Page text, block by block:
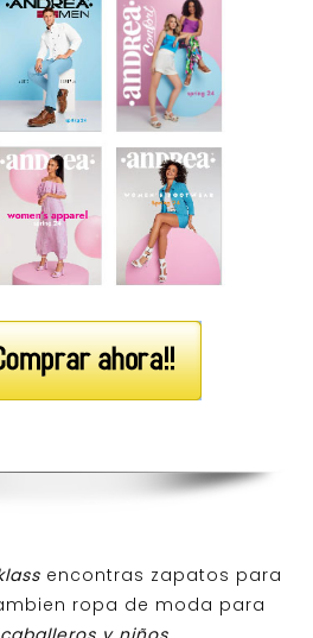
encontras zapatos para
ropa de moda para